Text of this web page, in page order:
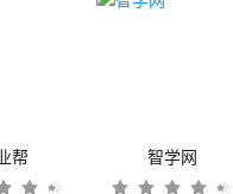
帮 智学网